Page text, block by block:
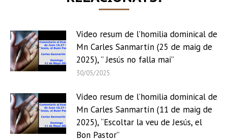
Vídeo resum de l’homilia dominical de
Mn Carles Sanmartín (25 de maig de
2025), ” Jesús no falla mai”
30/05/2025
Vídeo resum de l’homilia dominical de
Mn Carles Sanmartín (11 de maig de
2025), “Escoltar la veu de Jesús, el
Bon Pastor”